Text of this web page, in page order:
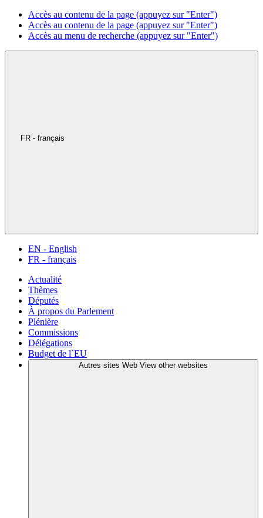
Accès au contenu de la page (appuyez sur "Enter")
Accès au contenu de la page (appuyez sur "Enter")
Accès au menu de recherche (appuyez sur "Enter")
FR - français
EN - English
FR - français
Actualité
Thèmes
Députés
À propos du Parlement
Plénière
Commissions
Délégations
Budget de l´EU
Autres sites Web View other websites